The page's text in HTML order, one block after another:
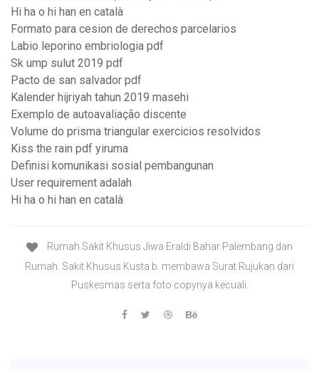
Hi ha o hi han en català
Formato para cesion de derechos parcelarios
Labio leporino embriologia pdf
Sk ump sulut 2019 pdf
Pacto de san salvador pdf
Kalender hijriyah tahun 2019 masehi
Exemplo de autoavaliação discente
Volume do prisma triangular exercicios resolvidos
Kiss the rain pdf yiruma
Definisi komunikasi sosial pembangunan
User requirement adalah
Hi ha o hi han en català
Rumah Sakit Khusus Jiwa Eraldi Bahar Palembang dan
Rumah. Sakit Khusus Kusta b. membawa Surat Rujukan dari
Puskesmas serta foto copynya kecuali.